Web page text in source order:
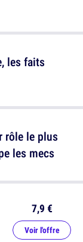
rôle le plus
les mecs
les faits
7,9 €
Voir l'offre